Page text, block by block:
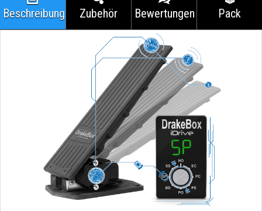
Beschreibung Zubehör Bewertungen Pack